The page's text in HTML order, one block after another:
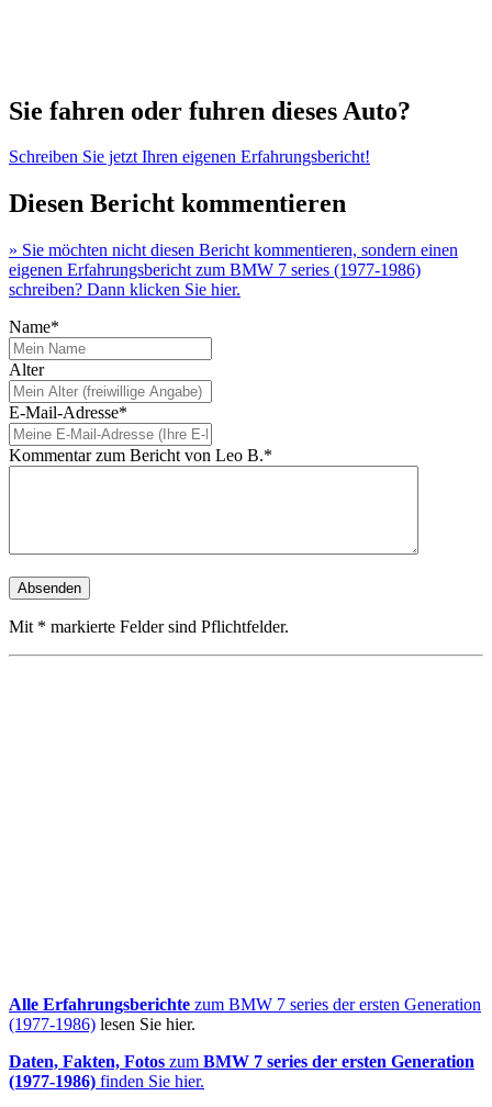
Sie fahren oder fuhren dieses Auto?
Schreiben Sie jetzt Ihren eigenen Erfahrungsbericht!
Diesen Bericht kommentieren
» Sie möchten nicht diesen Bericht kommentieren, sondern einen
eigenen Erfahrungsbericht zum BMW 7 series (1977-1986)
schreiben? Dann klicken Sie hier.
Name*
Alter
E-Mail-Adresse*
Kommentar zum Bericht von Leo B.*
Mit * markierte Felder sind Pflichtfelder.
Alle Erfahrungsberichte zum BMW 7 series der ersten Generation
(1977-1986) lesen Sie hier.
Daten, Fakten, Fotos zum BMW 7 series der ersten Generation
(1977-1986) finden Sie hier.